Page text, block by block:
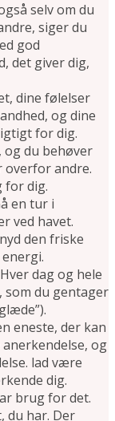
selv om du
siger du
god
det giver dig,
dine følelser
og dine
for dig.
du behøver
andre.
for dig.
en tur i
ved havet.
den friske
dag og hele
som du gentager
eneste, der kan
og
lad være
dig.
brug for det.
du har. Der